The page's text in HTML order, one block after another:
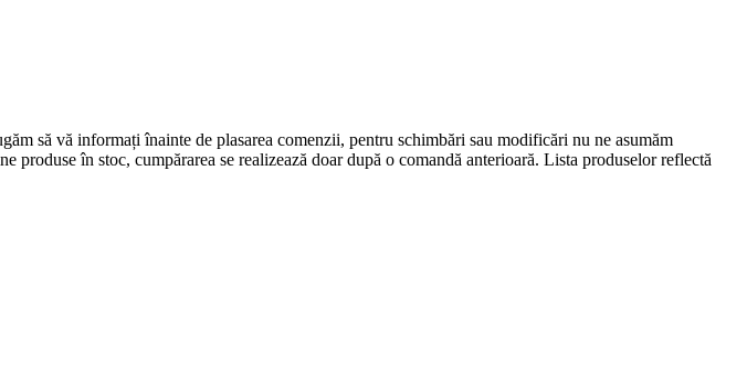
să vă informați înainte de plasarea comenzii, pentru schimbări sau modificări nu ne asumăm
în stoc, cumpărarea se realizează doar după o comandă anterioară. Lista produselor reflectă